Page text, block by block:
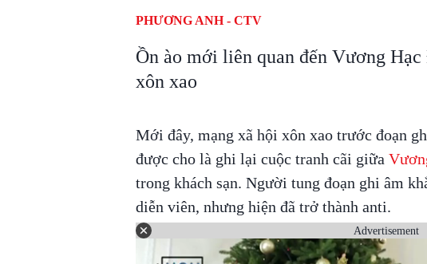
PHƯƠNG ANH - CTV
Ồn ào mới liên quan đến Vương
xôn xao
Mới đây, mạng xã hội xôn xao trước đoạn
được cho là ghi lại cuộc tranh cãi giữa
trong khách sạn. Người tung đoạn ghi âm
diễn viên, nhưng hiện đã trở thành anti.
Advertisement